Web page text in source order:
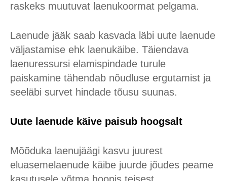
raskeks muutuvat laenukoormat pelgama.
Laenude jääk saab kasvada läbi uute laenude
väljastamise ehk laenukäibe. Täiendava
laenuressursi elamispindade turule
paiskamine tähendab nõudluse ergutamist ja
seeläbi survet hindade tõusu suunas.
Uute laenude käive paisub hoogsalt
Mõõduka laenujäägi kasvu juurest
eluasemelaenude käibe juurde jõudes peame